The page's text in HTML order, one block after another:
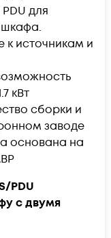
для
шкафа.
к источникам и
кВт
сборки и
заводе
основана на
PDU
с двумя